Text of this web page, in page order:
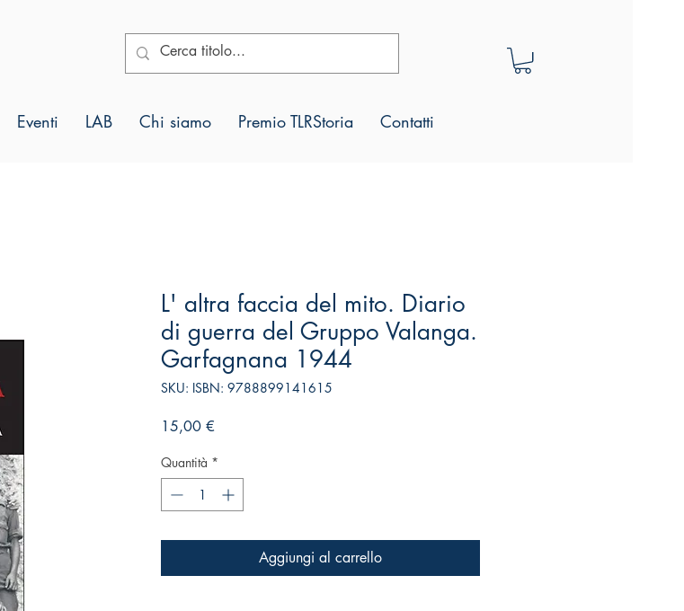
Eventi LAB Chi siamo Premio TLRStoria Contatti
L' altra faccia del mito. Diario
di guerra del Gruppo Valanga.
Garfagnana 1944
SKU: ISBN: 9788899141615
15,00 €Prezzo
Quantità *
Aggiungi al carrello